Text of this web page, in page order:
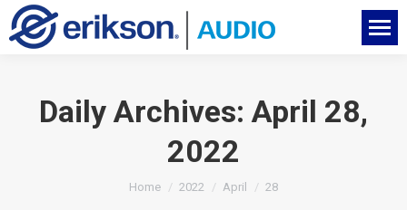
Daily Archives: April 28,
2022
You are here:
Home 2022 April 28